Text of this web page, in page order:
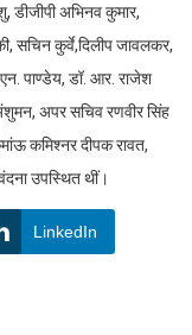
अभिनव कुमार,
सचिन कुर्वे,दिलीप जावलकर,
पाण्डेय, डॉ. आर. राजेश
अपर सचिव रणवीर सिंह
कमिश्नर दीपक रावत,
वंदना उपस्थित थीं।
LinkedIn